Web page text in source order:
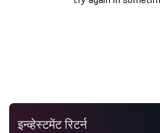
इन्व्हेस्टमेंट रिटर्न